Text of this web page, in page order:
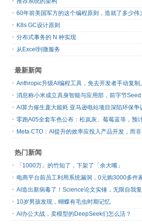
K8s GC设计原则
分布式事务的 N 种实现
从Excel到微服务
最新新闻
AI算力催生庞大能耗 亚马逊电站项目深陷环保争
热门新闻
「1000万」的竹知了，下架了「余大嘴」
AI造出新病毒了！Science论文实锤，无限自我
10岁男孩发现，蝴蝶有毛虫时期记忆
AI办公大战，卖模型的DeepSeek们怎么活？